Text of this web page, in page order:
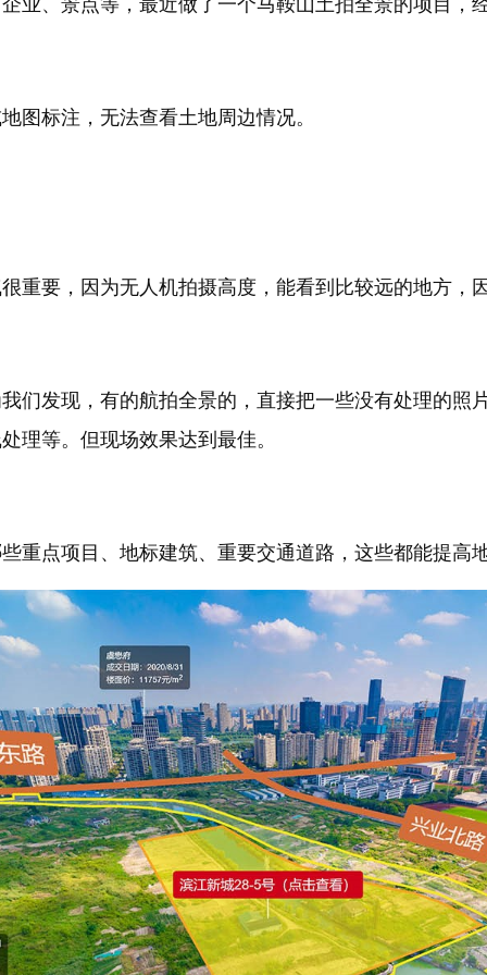
图标注，无法查看土地周边情况。
重要，因为无人机拍摄高度，能看到比较远的地方，
们发现，有的航拍全景的，直接把一些没有处理的照
理等。但现场效果达到最佳。
重点项目、地标建筑、重要交通道路，这些都能提高